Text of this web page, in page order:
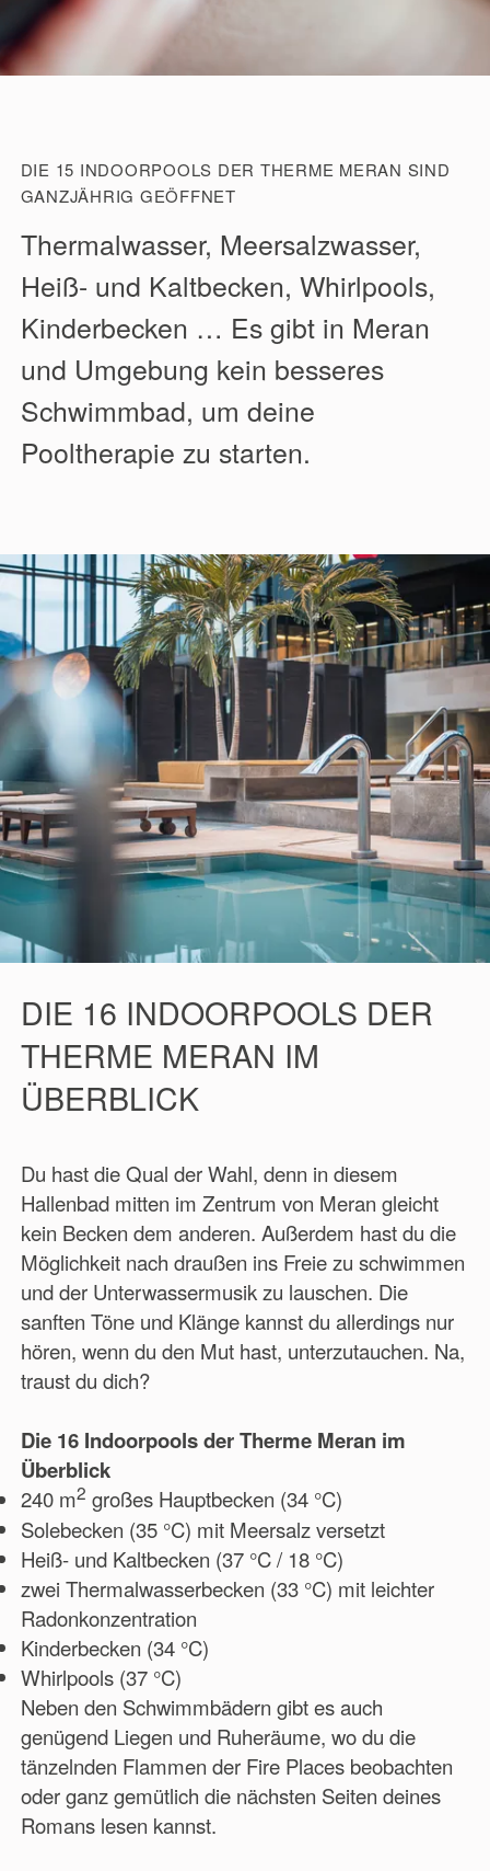
DIE 15 INDOORPOOLS DER THERME MERAN SIND
GANZJÄHRIG GEÖFFNET
Thermalwasser, Meersalzwasser,
Heiß- und Kaltbecken, Whirlpools,
Kinderbecken … Es gibt in Meran
und Umgebung kein besseres
Schwimmbad, um deine
Pooltherapie zu starten.
DIE 16 INDOORPOOLS DER
THERME MERAN IM
ÜBERBLICK
Du hast die Qual der Wahl, denn in diesem
Hallenbad mitten im Zentrum von Meran gleicht
kein Becken dem anderen. Außerdem hast du die
Möglichkeit nach draußen ins Freie zu schwimmen
und der Unterwassermusik zu lauschen. Die
sanften Töne und Klänge kannst du allerdings nur
hören, wenn du den Mut hast, unterzutauchen. Na,
traust du dich?
Die 16 Indoorpools der Therme Meran im
Überblick
240 m2 großes Hauptbecken (34 °C)
Solebecken (35 °C) mit Meersalz versetzt
Heiß- und Kaltbecken (37 °C / 18 °C)
zwei Thermalwasserbecken (33 °C) mit leichter
Radonkonzentration
Kinderbecken (34 °C)
Whirlpools (37 °C)
Neben den Schwimmbädern gibt es auch
genügend Liegen und Ruheräume, wo du die
tänzelnden Flammen der Fire Places beobachten
oder ganz gemütlich die nächsten Seiten deines
Romans lesen kannst.